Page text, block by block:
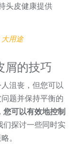
头皮健康提供
用途
屑的技巧
沮丧，但您可以
题并保持平衡的
您可以有效地控制
们探讨一些同时实
。